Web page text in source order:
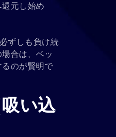
元し始め
ずしも負け続
合は、ベッ
るのが賢明で
い込